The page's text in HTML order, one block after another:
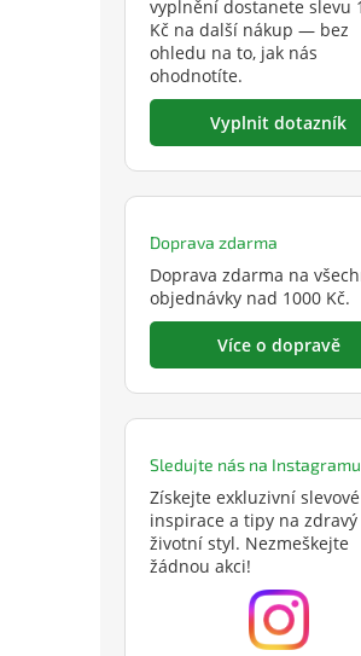
vyplnění dostanete slevu
Kč na další nákup — bez
ohledu na to, jak nás
ohodnotíte.
Vyplnit dotazník
Doprava zdarma
Doprava zdarma na
objednávky nad 1000 Kč.
Více o dopravě
Sledujte nás na Instagramu
Získejte exkluzivní
inspirace a tipy na zdravý
životní styl. Nezmeškejte
žádnou akci!